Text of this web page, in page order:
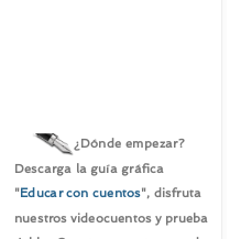
¿Dónde empezar?
Descarga la guía gráfica
"Educar con cuentos", disfruta
nuestros videocuentos y prueba